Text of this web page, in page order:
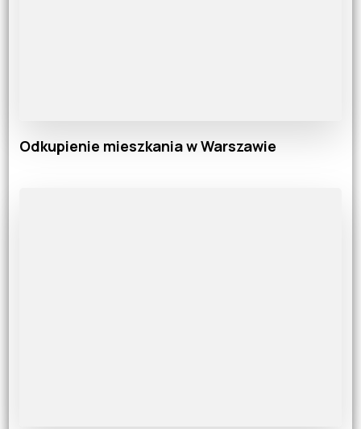
Odkupienie mieszkania w Warszawie